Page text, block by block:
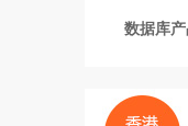
数据库产